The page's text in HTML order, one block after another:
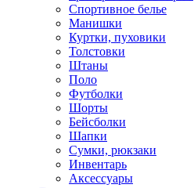
Спортивное белье
Манишки
Куртки, пуховики
Толстовки
Штаны
Поло
Футболки
Шорты
Бейсболки
Шапки
Сумки, рюкзаки
Инвентарь
Аксессуары